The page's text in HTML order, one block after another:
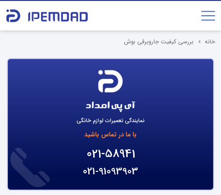
خانه بررسی کیفیت جاروبرقی بوش
نمایندگی تعمیرات لوازم خانگی
با ما در تماس باشید
021-58941
021-91093903